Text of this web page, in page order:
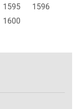
1595
1596
1600